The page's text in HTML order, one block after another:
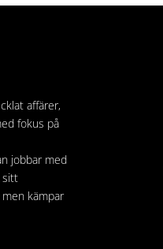
affärer,
fokus på
jobbar med
sitt
kämpar